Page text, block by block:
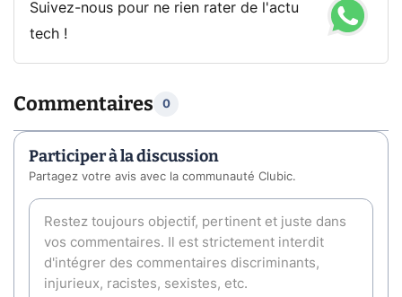
Suivez-nous pour ne rien rater de l'actu
tech !
Commentaires 0
Participer à la discussion
Partagez votre avis avec la communauté Clubic.